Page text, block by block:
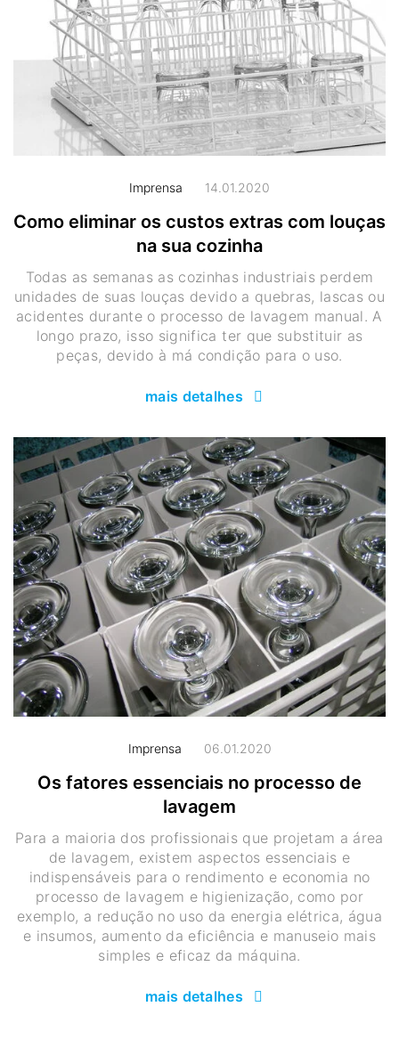
Imprensa 14.01.2020
Como eliminar os custos extras com louças
na sua cozinha
Todas as semanas as cozinhas industriais perdem
unidades de suas louças devido a quebras, lascas ou
acidentes durante o processo de lavagem manual. A
longo prazo, isso significa ter que substituir as
peças, devido à má condição para o uso.
mais detalhes
Imprensa 06.01.2020
Os fatores essenciais no processo de
lavagem
Para a maioria dos profissionais que projetam a área
de lavagem, existem aspectos essenciais e
indispensáveis para o rendimento e economia no
processo de lavagem e higienização, como por
exemplo, a redução no uso da energia elétrica, água
e insumos, aumento da eficiência e manuseio mais
simples e eficaz da máquina.
mais detalhes